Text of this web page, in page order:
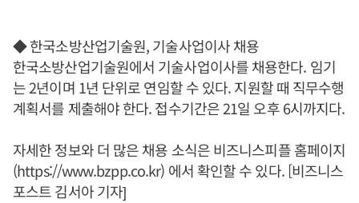
◆ 한국소방산업기술원, 기술사업이사 채용
한국소방산업기술원에서 기술사업이사를 채용한다. 임기
는 2년이며 1년 단위로 연임할 수 있다. 지원할 때 직무수행
계획서를 제출해야 한다. 접수기간은 21일 오후 6시까지다.
자세한 정보와 더 많은 채용 소식은 비즈니스피플 홈페이지
(https://www.bzpp.co.kr) 에서 확인할 수 있다. [비즈니스
포스트 김서아 기자]